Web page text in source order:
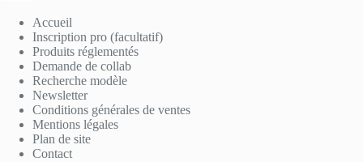
Accueil
Inscription pro (facultatif)
Produits réglementés
Demande de collab
Recherche modèle
Newsletter
Conditions générales de ventes
Mentions légales
Plan de site
Contact